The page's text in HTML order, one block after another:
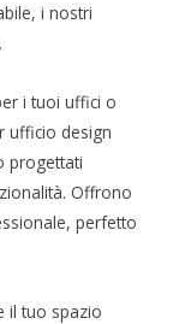
i nostri
i tuoi uffici o
ufficio design
progettati
Offrono
perfetto
il tuo spazio